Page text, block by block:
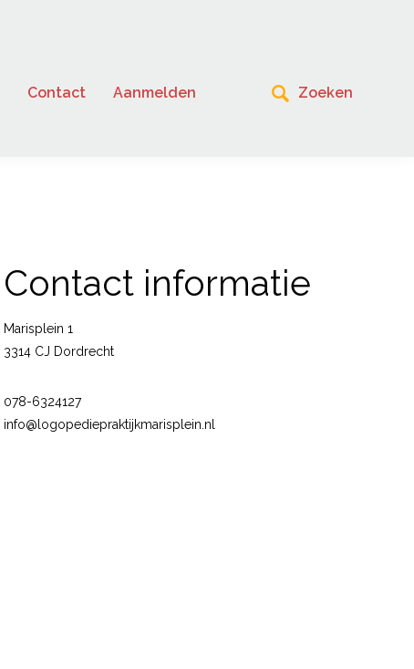
Contact Aanmelden
Contact informatie
Marisplein 1
3314 CJ Dordrecht
078-6324127
info@logopediepraktijkmarisplein.nl